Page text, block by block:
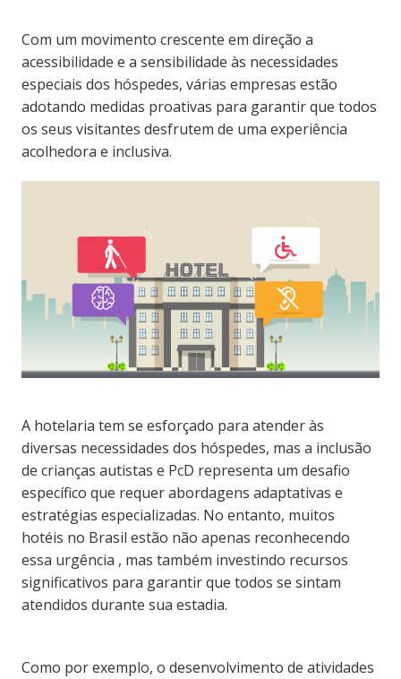
Com um movimento crescente em direção a
acessibilidade e a sensibilidade às necessidades
especiais dos hóspedes, várias empresas estão
adotando medidas proativas para garantir que todos
os seus visitantes desfrutem de uma experiência
acolhedora e inclusiva.
A hotelaria tem se esforçado para atender às
diversas necessidades dos hóspedes, mas a inclusão
de crianças autistas e PcD representa um desafio
específico que requer abordagens adaptativas e
estratégias especializadas. No entanto, muitos
hotéis no Brasil estão não apenas reconhecendo
essa urgência , mas também investindo recursos
significativos para garantir que todos se sintam
atendidos durante sua estadia.
Como por exemplo, o desenvolvimento de atividades